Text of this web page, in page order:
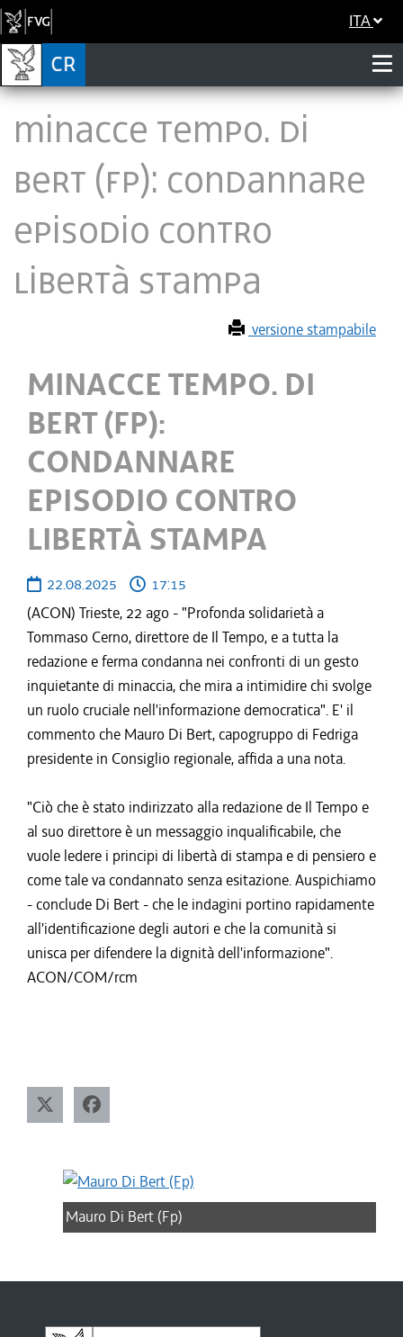
ITA
MINACCE TEMPO. DI
BERT (FP): CONDANNARE
EPISODIO CONTRO
LIBERTÀ STAMPA
versione stampabile
MINACCE TEMPO. DI
BERT (FP):
CONDANNARE
EPISODIO CONTRO
LIBERTÀ STAMPA
22.08.2025
17:15
(ACON) Trieste, 22 ago - "Profonda solidarietà a
Tommaso Cerno, direttore de Il Tempo, e a tutta la
redazione e ferma condanna nei confronti di un gesto
inquietante di minaccia, che mira a intimidire chi svolge
un ruolo cruciale nell'informazione democratica". E' il
commento che Mauro Di Bert, capogruppo di Fedriga
presidente in Consiglio regionale, affida a una nota.
"Ciò che è stato indirizzato alla redazione de Il Tempo e
al suo direttore è un messaggio inqualificabile, che
vuole ledere i principi di libertà di stampa e di pensiero e
come tale va condannato senza esitazione. Auspichiamo
- conclude Di Bert - che le indagini portino rapidamente
all'identificazione degli autori e che la comunità si
unisca per difendere la dignità dell'informazione".
ACON/COM/rcm
Mauro Di Bert (Fp)